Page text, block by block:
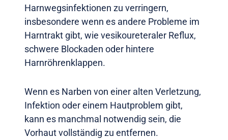
Harnwegsinfektionen zu verringern,
insbesondere wenn es andere Probleme im
Harntrakt gibt, wie vesikoureteraler Reflux,
schwere Blockaden oder hintere
Harnröhrenklappen.
Wenn es Narben von einer alten Verletzung,
Infektion oder einem Hautproblem gibt,
kann es manchmal notwendig sein, die
Vorhaut vollständig zu entfernen.